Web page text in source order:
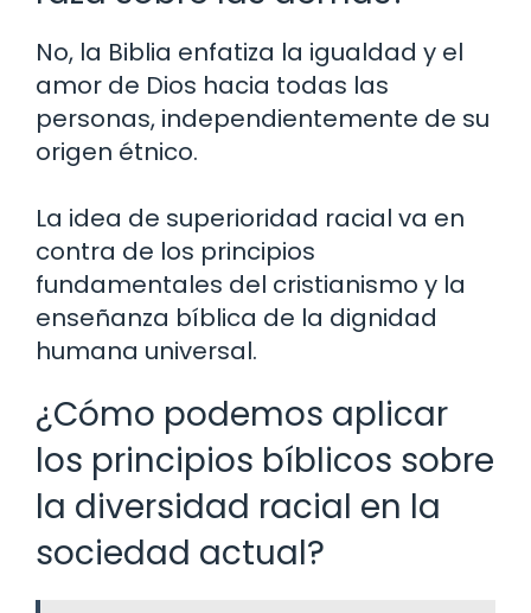
No, la Biblia enfatiza la igualdad y el
amor de Dios hacia todas las
personas, independientemente de su
origen étnico.
La idea de superioridad racial va en
contra de los principios
fundamentales del cristianismo y la
enseñanza bíblica de la dignidad
humana universal.
¿Cómo podemos aplicar
los principios bíblicos sobre
la diversidad racial en la
sociedad actual?